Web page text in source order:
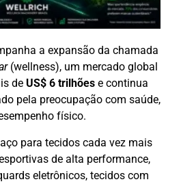
a expansão da chamada
(wellness), um mercado global
de US$ 6 trilhões e continua
pela preocupação com saúde,
físico.
para tecidos cada vez mais
de alta performance,
eletrônicos, tecidos com